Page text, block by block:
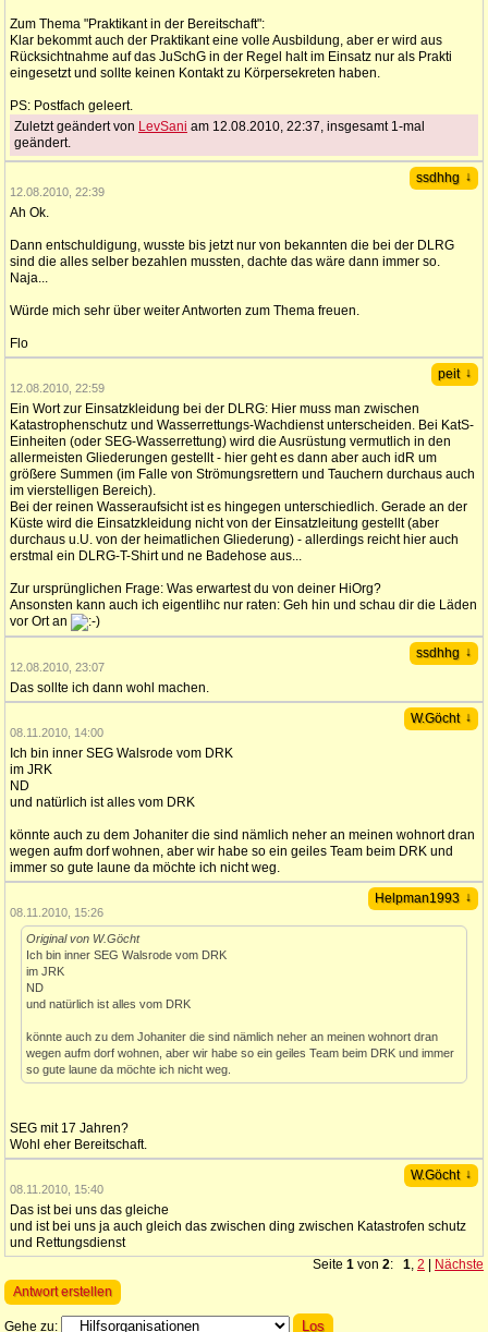
Zum Thema "Praktikant in der Bereitschaft":
Klar bekommt auch der Praktikant eine volle Ausbildung, aber er wird aus
Rücksichtnahme auf das JuSchG in der Regel halt im Einsatz nur als Prakti
eingesetzt und sollte keinen Kontakt zu Körpersekreten haben.
PS: Postfach geleert.
Zuletzt geändert von LevSani am 12.08.2010, 22:37, insgesamt 1-mal
geändert.
ssdhhg ↓
12.08.2010, 22:39
Ah Ok.
Dann entschuldigung, wusste bis jetzt nur von bekannten die bei der DLRG
sind die alles selber bezahlen mussten, dachte das wäre dann immer so.
Naja...
Würde mich sehr über weiter Antworten zum Thema freuen.
Flo
peit ↓
12.08.2010, 22:59
Ein Wort zur Einsatzkleidung bei der DLRG: Hier muss man zwischen
Katastrophenschutz und Wasserrettungs-Wachdienst unterscheiden. Bei KatS-
Einheiten (oder SEG-Wasserrettung) wird die Ausrüstung vermutlich in den
allermeisten Gliederungen gestellt - hier geht es dann aber auch idR um
größere Summen (im Falle von Strömungsrettern und Tauchern durchaus auch
im vierstelligen Bereich).
Bei der reinen Wasseraufsicht ist es hingegen unterschiedlich. Gerade an der
Küste wird die Einsatzkleidung nicht von der Einsatzleitung gestellt (aber
durchaus u.U. von der heimatlichen Gliederung) - allerdings reicht hier auch
erstmal ein DLRG-T-Shirt und ne Badehose aus...
Zur ursprünglichen Frage: Was erwartest du von deiner HiOrg?
Ansonsten kann auch ich eigentlihc nur raten: Geh hin und schau dir die Läden
vor Ort an
ssdhhg ↓
12.08.2010, 23:07
Das sollte ich dann wohl machen.
W.Göcht ↓
08.11.2010, 14:00
Ich bin inner SEG Walsrode vom DRK
im JRK
ND
und natürlich ist alles vom DRK
könnte auch zu dem Johaniter die sind nämlich neher an meinen wohnort dran
wegen aufm dorf wohnen, aber wir habe so ein geiles Team beim DRK und
immer so gute laune da möchte ich nicht weg.
Helpman1993 ↓
08.11.2010, 15:26
Original von W.Göcht
Ich bin inner SEG Walsrode vom DRK
im JRK
ND
und natürlich ist alles vom DRK
könnte auch zu dem Johaniter die sind nämlich neher an meinen wohnort dran
wegen aufm dorf wohnen, aber wir habe so ein geiles Team beim DRK und immer
so gute laune da möchte ich nicht weg.
SEG mit 17 Jahren?
Wohl eher Bereitschaft.
W.Göcht ↓
08.11.2010, 15:40
Das ist bei uns das gleiche
und ist bei uns ja auch gleich das zwischen ding zwischen Katastrofen schutz
und Rettungsdienst
Seite 1 von 2: 1, 2
Nächste
Antwort erstellen
Gehe zu: